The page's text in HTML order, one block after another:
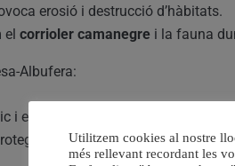
erosió i destrucció d’hàbitats.
el corrioler camanegre i la fauna
Albufera:
i el nostre deure és garantir que
o perdem.”
Utilitzem cookies al nostre
més rellevant recordant les